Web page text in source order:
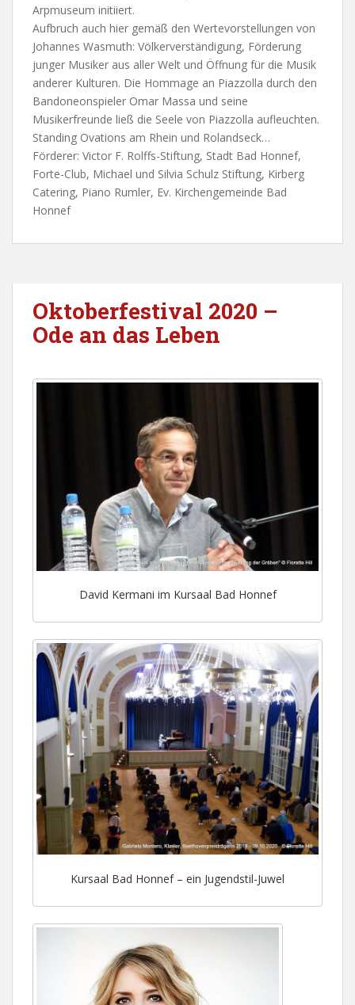
Arpmuseum initiiert.
Aufbruch auch hier gemäß den Wertevorstellungen von
Johannes Wasmuth: Völkerverständigung, Förderung
junger Musiker aus aller Welt und Öffnung für die Musik
anderer Kulturen. Die Hommage an Piazzolla durch den
Bandoneonspieler Omar Massa und seine
Musikerfreunde ließ die Seele von Piazzolla aufleuchten.
Standing Ovations am Rhein und Rolandseck…
Förderer: Victor F. Rolffs-Stiftung, Stadt Bad Honnef,
Forte-Club, Michael und Silvia Schulz Stiftung, Kirberg
Catering, Piano Rumler, Ev. Kirchengemeinde Bad
Honnef
Oktoberfestival 2020 –
Ode an das Leben
David Kermani im Kursaal Bad Honnef
Kursaal Bad Honnef – ein Jugendstil-Juwel